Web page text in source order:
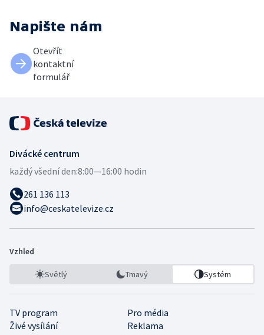
Napište nám
Otevřít
kontaktní
formulář
Divácké centrum
každý všední den:8:00—16:00 hodin
261 136 113
info@ceskatelevize.cz
Vzhled
Světlý Tmavý Systém
TV program
Pro média
Živé vysílání
Reklama